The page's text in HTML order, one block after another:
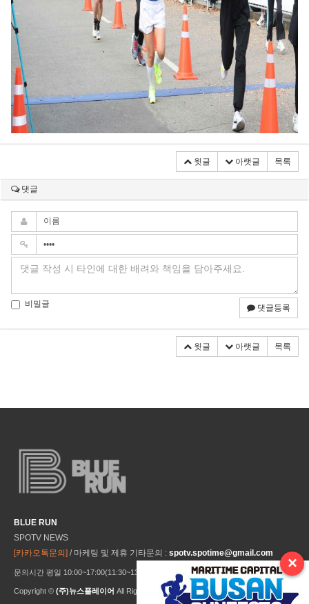
윗글 아랫글 목록
댓글
비밀글 댓글등록
윗글 아랫글 목록
BLUE RUN
SPOTV NEWS
[카카오톡문의] / 마케팅 및 제휴 기타문의 : spotv.spotime@gmail.com
문의시간 평일 10:00~17:00(11:30~13:30 점심시간) ※ 주말 및 공휴일 미운영
Copyright © (주)뉴스플레이어 All Rights Reseved.
×